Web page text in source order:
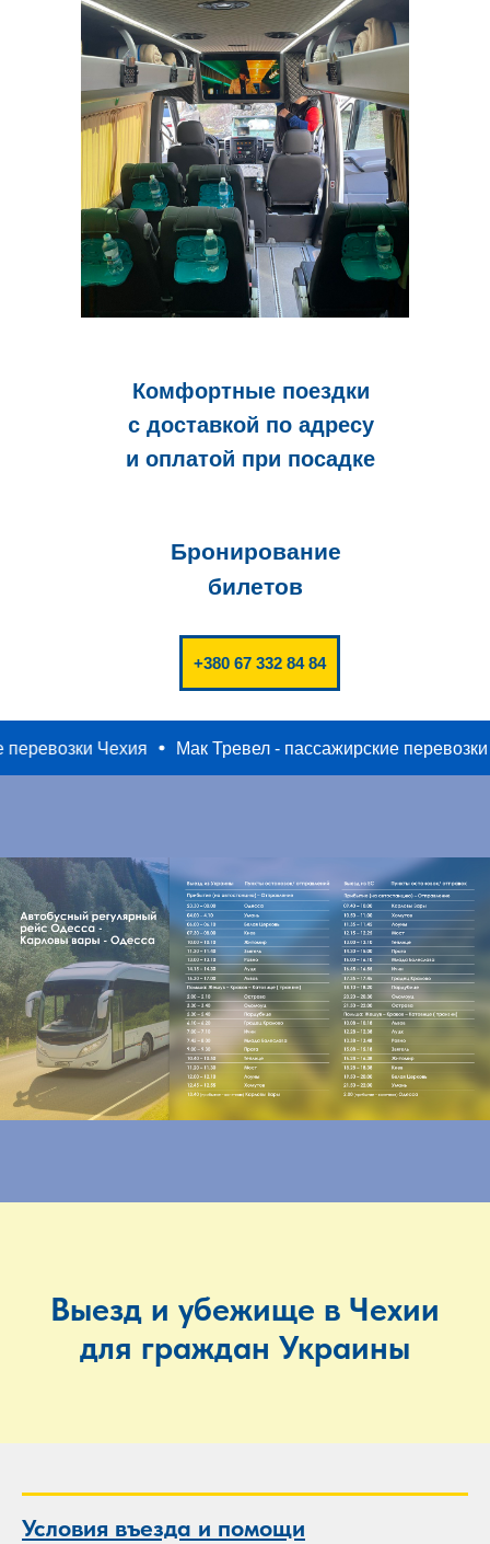
Комфортные поездки
с доставкой по адресу
и оплатой при посадке
Бронирование
билетов
+380 67 332 84 84
перевозки Чехия Мак Тревел - пассажирские
Выезд и убежище в Чехии
для граждан Украины
Условия въезда и помощи